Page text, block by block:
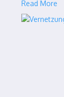
Read More